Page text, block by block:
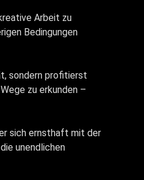
Arbeit zu
Bedingungen
sondern profitierst
zu erkunden –
sich ernsthaft mit der
unendlichen